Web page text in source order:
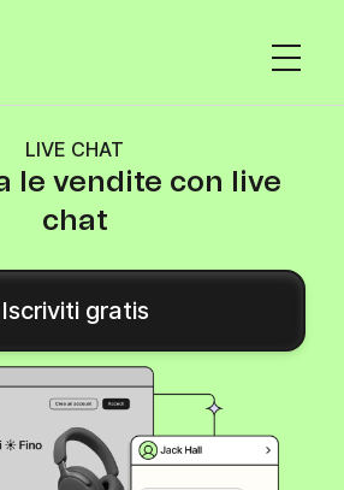
LIVE CHAT
le vendite con live
chat
Iscriviti gratis